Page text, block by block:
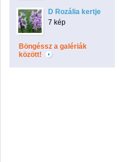
D Rozália kertje
7 kép
Böngéssz a galériák
között!